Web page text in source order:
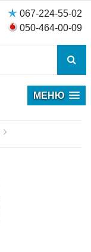
067-224-55-02
050-464-00-09
МЕНЮ